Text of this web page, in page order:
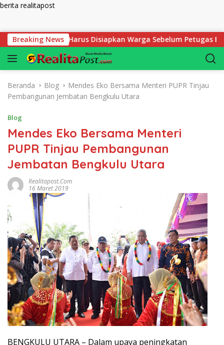
berita realitapost
Breaking News
yang Harus Disiapkan Warga Sebelum Petugas BPN
Beranda Blog
Mendes Eko Bersama Menteri PUPR Tinjau
Pembangunan Jembatan Bengkulu Utara
Blog
Mendes Eko Bersama Menteri
PUPR Tinjau Pembangunan
Jembatan Bengkulu Utara
Realitapost.com
16 Maret 2019
BENGKULU UTARA – Dalam upaya peningkatan